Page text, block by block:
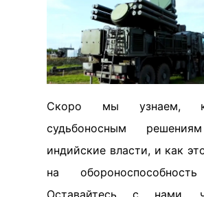
Скоро мы узнаем,
судьбоносным
индийские власти, и как
на